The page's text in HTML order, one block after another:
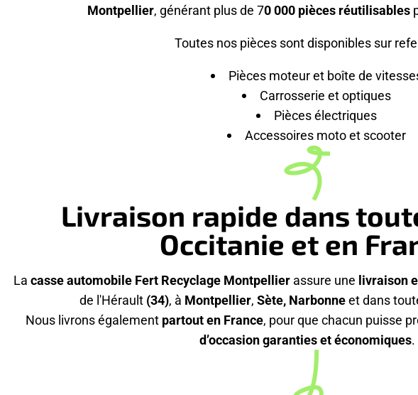
Montpellier, générant plus de 70 000 pièces réutilisables
Toutes nos pièces sont disponibles sur
Pièces moteur et boîte de
Carrosserie et optiques
Pièces électriques
Accessoires moto et scooter
Livraison rapide dans
Occitanie et en
La casse automobile Fert Recyclage Montpellierassure une livraison
de l'Hérault(34), à Montpellier, Sète, Narbonneet dans
Nous livrons également partout en France, pour que chacun puisse
d’occasion garanties et économiques.